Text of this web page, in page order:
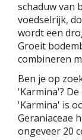
schaduw van
voedselrijk,
wordt een
Groeit
combineren
Ben je op
'Karmina'?
'Karmina' is
Geraniaceae
ongeveer 20